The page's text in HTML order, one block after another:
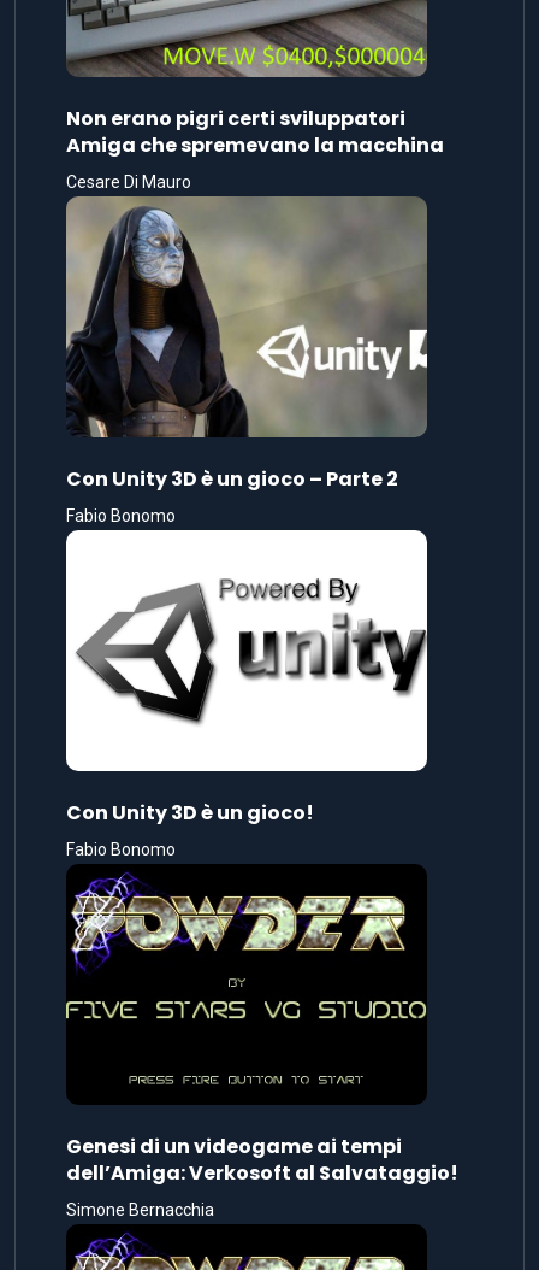
Non erano pigri certi sviluppatori
Amiga che spremevano la macchina
Cesare Di Mauro
Con Unity 3D è un gioco – Parte 2
Fabio Bonomo
Con Unity 3D è un gioco!
Fabio Bonomo
Genesi di un videogame ai tempi
dell’Amiga: Verkosoft al Salvataggio!
Simone Bernacchia